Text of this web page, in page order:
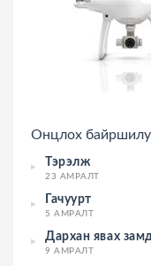
Онцлох
Тэрэлж
23 АМРАЛТ
Гачуурт
5 АМРАЛТ
Дархан явах
9 АМРАЛТ